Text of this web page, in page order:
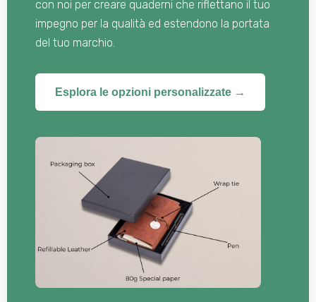
con noi per creare quaderni che riflettano il tuo
impegno per la qualità ed estendono la portata
del tuo marchio.
Esplora le opzioni personalizzate →